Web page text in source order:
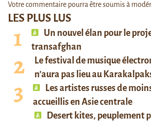
LES PLUS LUS
Un nouvel élan pour le
transafghan
Le festival de musique
n’aura pas lieu au
Les artistes russes de
accueillis en Asie centrale
Desert kites, peuplement
Votre commentaire pourra être soumis à